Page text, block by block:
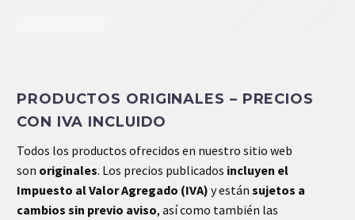
Peso
1 kg
Dimensiones
33 × 32 × 5 cm
PRODUCTOS ORIGINALES – PRECIOS
CON IVA INCLUIDO
Todos los productos ofrecidos en nuestro sitio web
son originales. Los precios publicados incluyen el
Impuesto al Valor Agregado (IVA) y están sujetos a
cambios sin previo aviso, así como también las